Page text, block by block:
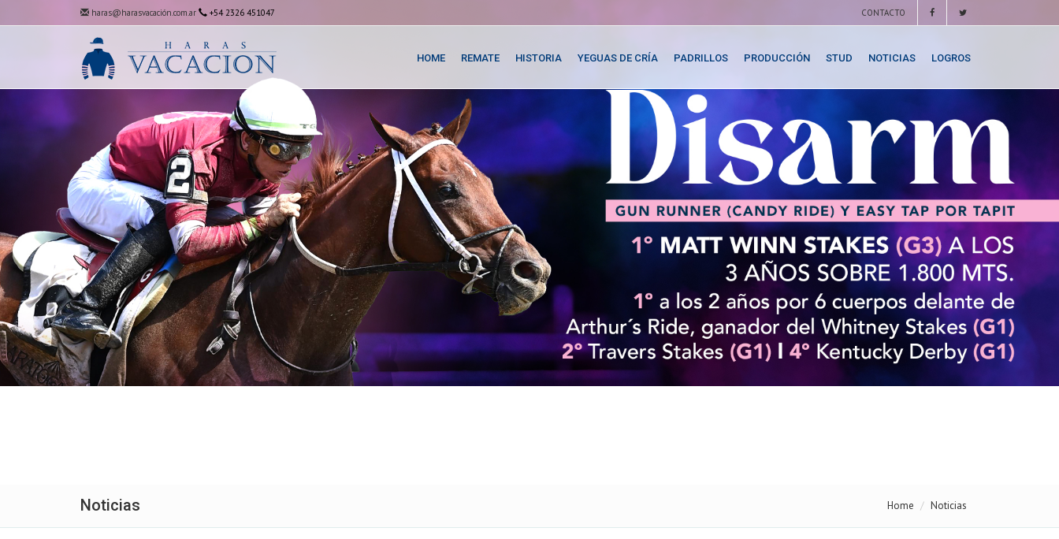
haras@harasvacación.com.ar +54 2326 451047 CONTACTO
HOME REMATE HISTORIA YEGUAS DE CRÍA PADRILLOS PRODUCCIÓN STUD NOTICIAS LOGROS
Noticias Home Noticias